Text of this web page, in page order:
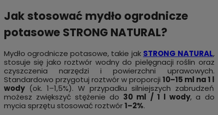
Jak stosować mydło ogrodnicze
potasowe STRONG NATURAL?
Mydło ogrodnicze potasowe, takie jak STRONG NATURAL,
stosuje się jako roztwór wodny do pielęgnacji roślin oraz
czyszczenia narzędzi i powierzchni uprawowych.
Standardowo przygotuj roztwór w proporcji 10–15 ml na 1 l
wody(ok. 1–1,5%). W przypadku silniejszych zabrudzeń
możesz zwiększyć stężenie do 30 ml / 1 l wody, a do
mycia sprzętu stosować roztwór1–2%.